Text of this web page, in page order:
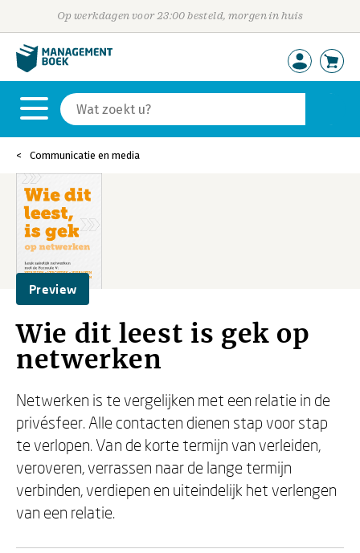
Op werkdagen voor 23:00 besteld, morgen in huis
Communicatie en media
Preview
Wie dit leest is gek op
netwerken
Netwerken is te vergelijken met een relatie in de
privésfeer. Alle contacten dienen stap voor stap
te verlopen. Van de korte termijn van verleiden,
veroveren, verrassen naar de lange termijn
verbinden, verdiepen en uiteindelijk het verlengen
van een relatie.